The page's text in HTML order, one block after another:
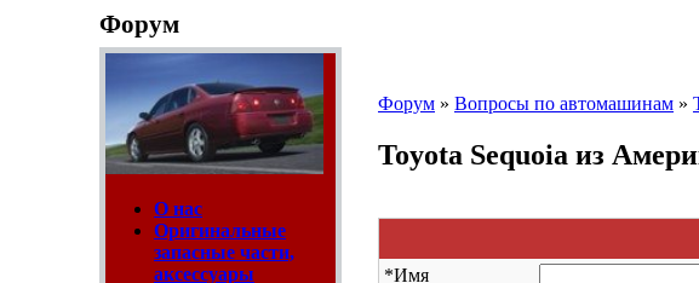
Форум
О нас
Оригинальные
запасные части,
аксессуары
Форум » Вопросы по автомашинам »
Toyota Sequoia из
*Имя